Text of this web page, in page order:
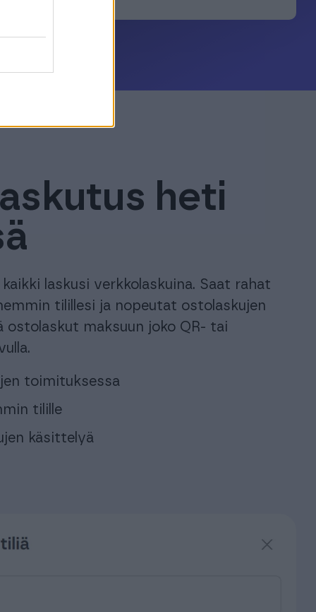
heti
laskusi verkkolaskuina. Saat rahat
tilillesi ja nopeutat ostolaskujen
ostolaskut maksuun joko QR- tai
toimituksessa
tilille
käsittelyä